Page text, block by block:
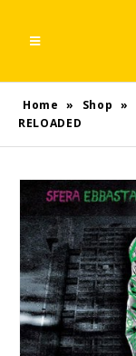
Home » Shop »
RELOADED